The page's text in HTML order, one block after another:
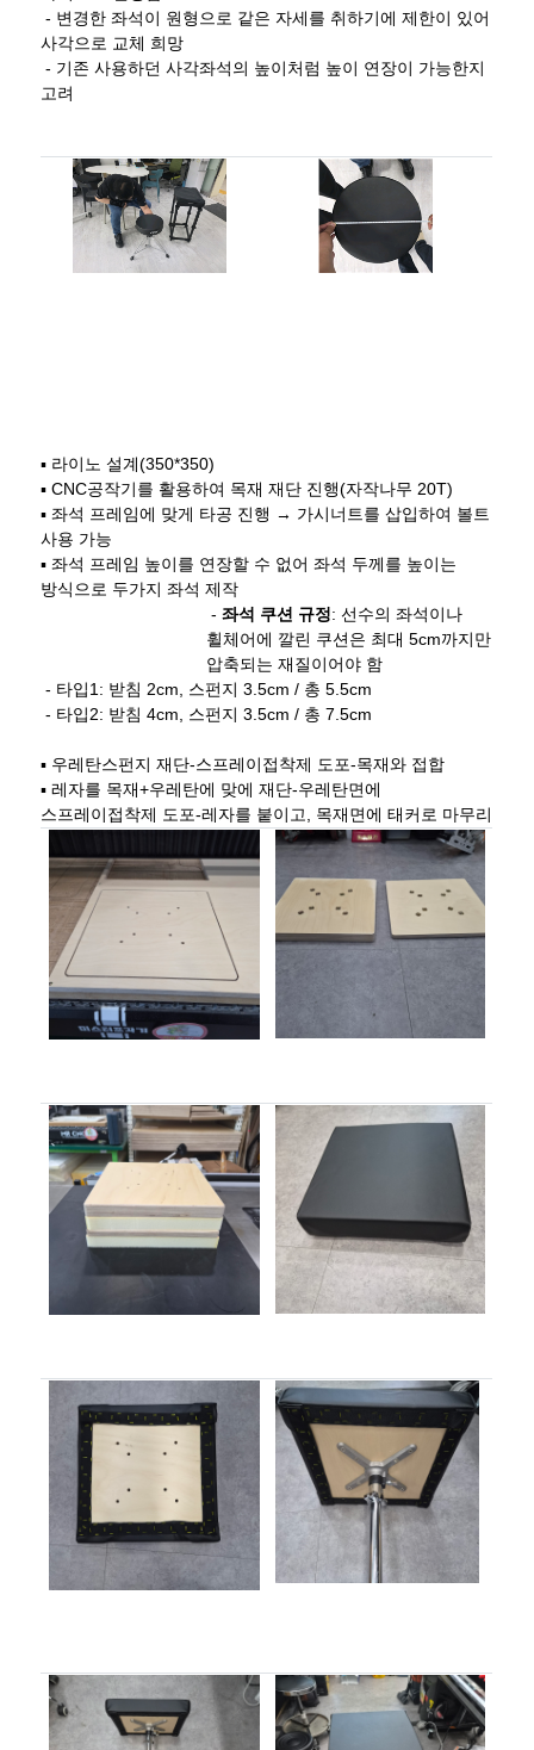
- 변경한 좌석이 원형으로 같은 자세를 취하기에 제한이 있어
사각으로 교체 희망
- 기존 사용하던 사각좌석의 높이처럼 높이 연장이 가능한지
고려
▪ 라이노 설계(350*350)
▪CNC공작기를 활용하여 목재 재단 진행(자작나무 20T)
▪ 좌석 프레임에 맞게 타공 진행 → 가시너트를 삽입하여 볼트
사용 가능
▪ 좌석 프레임 높이를 연장할 수 없어 좌석 두께를 높이는
방식으로 두가지 좌석 제작
- 좌석 쿠션 규정: 선수의 좌석이나
휠체어에 깔린 쿠션은 최대 5cm까지만
압축되는 재질이어야 함
- 타입1: 받침 2cm, 스펀지3.5cm / 총5.5cm
- 타입2: 받침4cm, 스펀지3.5cm / 총7.5cm
▪ 우레탄스펀지 재단-스프레이접착제 도포-목재와 접합
▪ 레자를 목재+우레탄에 맞에 재단-우레탄면에
스프레이접착제 도포-레자를 붙이고 목재면에 태커로 마무리